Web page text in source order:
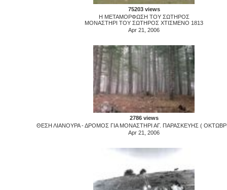
75203 views
Η ΜΕΤΑΜΟΡΦΩΣΗ ΤΟΥ ΣΩΤΗΡΟΣ
ΜΟΝΑΣΤΗΡΙ ΤΟΥ ΣΩΤΗΡΟΣ ΧΤΙΣΜΕΝΟ 1813
Apr 21, 2006
2786 views
ΘΕΣΗ ΛΙΑΝΟΥΡΑ - ΔΡΟΜΟΣ ΓΙΑ ΜΟΝΑΣΤΗΡΙ ΑΓ. ΠΑΡΑΣΚΕΥΗΣ (
Apr 21, 2006